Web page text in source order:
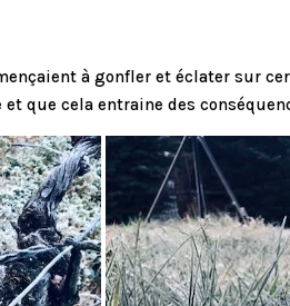
à gonfler et éclater sur
que cela entraine des